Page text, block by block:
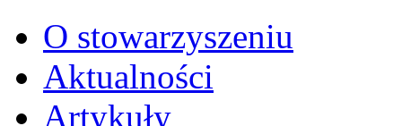
O stowarzyszeniu
Aktualności
Artykuły